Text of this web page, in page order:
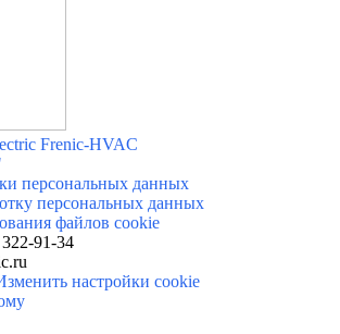
Frenic-HVAC
персональных данных
персональных данных
файлов cookie
91-34
настройки cookie